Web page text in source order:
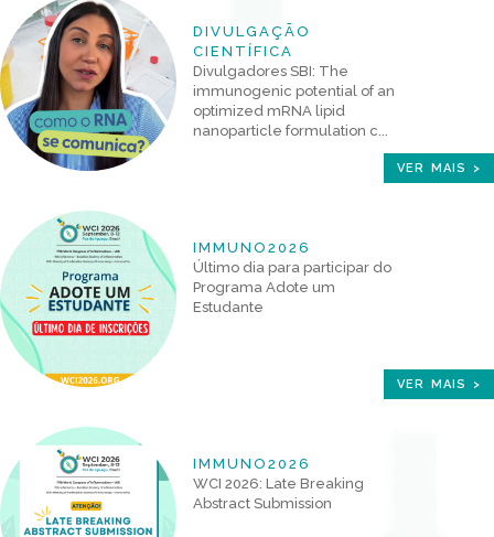
DIVULGAÇÃO
CIENTÍFICA
Divulgadores SBI: The
immunogenic potential of an
optimized mRNA lipid
nanoparticle formulation c...
VER MAIS >
IMMUNO2026
Último dia para participar do
Programa Adote um
Estudante
VER MAIS >
IMMUNO2026
WCI 2026: Late Breaking
Abstract Submission